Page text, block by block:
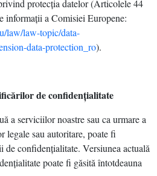
protecţia datelor (Articolele 44
informaţii a Comisiei Europene:
law/law-topic/data-
data-protection_ro).
de confidenţialitate
a serviciilor noastre sau ca urmare a
legale sau autoritare, poate fi
de confidenţialitate. Versiunea actuală
poate fi găsită întotdeauna